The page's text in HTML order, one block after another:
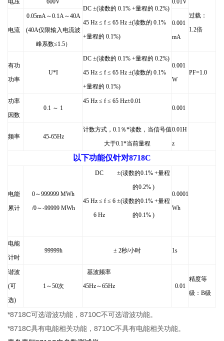
DC±(读数的 0.1% +量程的 0.2%)
45 Hz≤ f ≤ 65 Hz ±(读数的 0.1%
+量程的 0.1%)
过载：
1.2倍
电流
0.05mA ～0.1A～40A
(40A仅限输入电流波
峰系数≤1.5）
0.001
mA
有功
功率
U*I
DC±(读数的 0.1% +量程的 0.2%)
45 Hz≤ f ≤ 65 Hz ±(读数的 0.1%
+量程的 0.1%)
0.001
W
PF=1.0
功率
因数
0.1 ～ 1
45 Hz≤ f ≤ 65 Hz±0.01
0.001
频率 45-65Hz
计数方式，0.1％*读数，当信号值
大于0.1*当前量程
0.01H
z
以下功能仅针对8718C
电能
累计
0～999999 MWh
/0～-99999 MWh
DC
±(读数的0.1% +量程
的0.2% )
45 Hz≤ f ≤ 6
6 Hz
±(读数的0.1% +量程
的0.1% )
0.0001
Wh
电能
计时
99999h ± 2秒/小时 1s
谐波
(可
选)
1 ～50次
基波频率
45Hz～65Hz 0.01
精度等
级：B级
*8718C可选谐波功能，8710C不可选谐波功能。
*8718C具有电能相关功能，8710C不具有电能相关功能。